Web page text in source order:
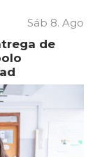
Sáb 8. Ago
de